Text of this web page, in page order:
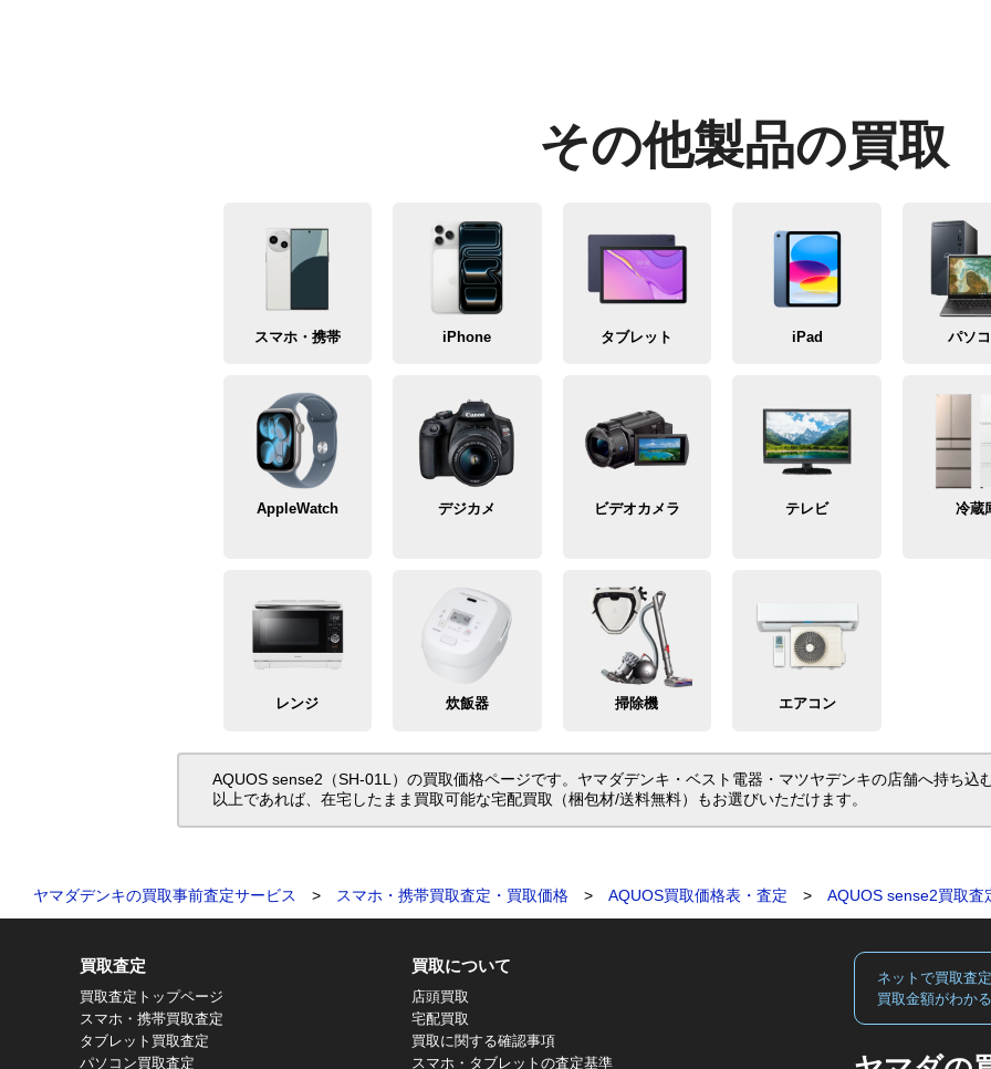
その他製品の買取
スマホ・携帯 iPhone タブレット iPad パソ
AppleWatch デジカメ ビデオカメラ テレビ 冷蔵
レンジ 炊飯器 掃除機 エアコン
AQUOS sense2（SH-01L）の買取価格ページです。ヤマダデンキ・ベスト電器・マツヤデンキの店舗へ持ち込
以上であれば、在宅したまま買取可能な宅配買取（梱包材/送料無料）もお選びいただけます。
ヤマダデンキの買取事前査定サービス > スマホ・携帯買取査定・買取価格 > AQUOS買取価格表・査定 > AQUOS sense2買取査
買取査定
買取査定トップページ
スマホ・携帯買取査定
タブレット買取査定
パソコン買取査定
買取について
店頭買取
宅配買取
買取に関する確認事項
スマホ・タブレットの査定基準
ネットで買取査定
買取金額がわかる